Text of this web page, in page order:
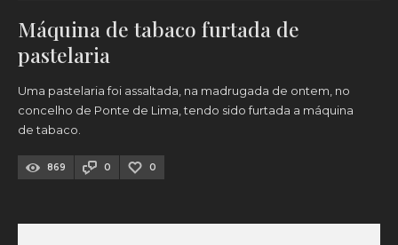
Máquina de tabaco furtada de
pastelaria
Uma pastelaria foi assaltada, na madrugada de ontem, no
concelho de Ponte de Lima, tendo sido furtada a máquina
de tabaco.
869 0 0